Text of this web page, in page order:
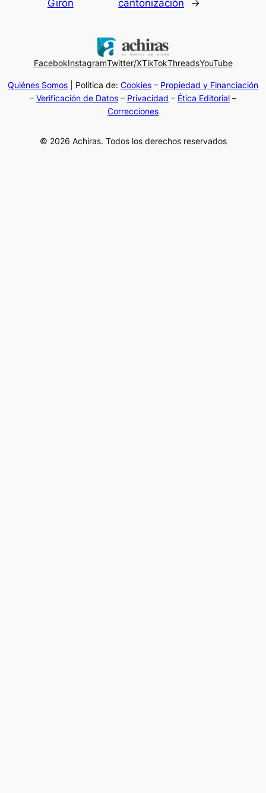
Girón
cantonización
→
FacebokInstagramTwitter/XTikTokThreadsYouTube
Quiénes Somos | Política de: Cookies – Propiedad y Financiación
– Verificación de Datos – Privacidad – Ética Editorial –
Correcciones
© 2026 Achiras. Todos los derechos reservados